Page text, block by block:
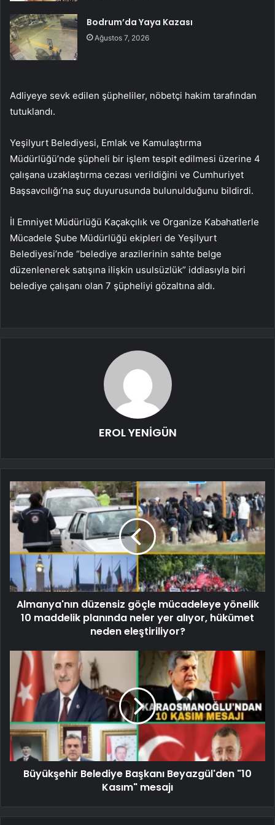
Bodrum’da Yaya Kazası
Ağustos 7, 2026
Adliyeye sevk edilen şüpheliler, nöbetçi hakim tarafından
tutuklandı.
Yeşilyurt Belediyesi, Emlak ve Kamulaştırma
Müdürlüğü’nde şüpheli bir işlem tespit edilmesi üzerine 4
çalışana uzaklaştırma cezası verildiğini ve Cumhuriyet
Başsavcılığı’na suç duyurusunda bulunulduğunu bildirdi.
İl Emniyet Müdürlüğü Kaçakçılık ve Organize Kabahatlerle
Mücadele Şube Müdürlüğü ekipleri de Yeşilyurt
Belediyesi’nde “belediye arazilerinin sahte belge
düzenlenerek satışına ilişkin usulsüzlük” iddiasıyla biri
belediye çalışanı olan 7 şüpheliyi gözaltına aldı.
EROL YENİGÜN
Almanya'nın düzensiz göçle mücadeleye yönelik
10 maddelik planında neler yer alıyor, hükümet
neden eleştiriliyor?
Büyükşehir Belediye Başkanı Beyazgül'den "10
Kasım" mesajı